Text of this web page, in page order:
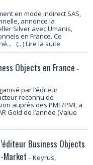
en mode indirect SAS,
annonce la
Silver avec Umanis,
en France. Ce
(...) Lire la suite
Objects en France -
par l’éditeur
reconnu de
auprès des PME/PMI, a
Gold de l’année (Value
Business Objects
Market - Keyrus,